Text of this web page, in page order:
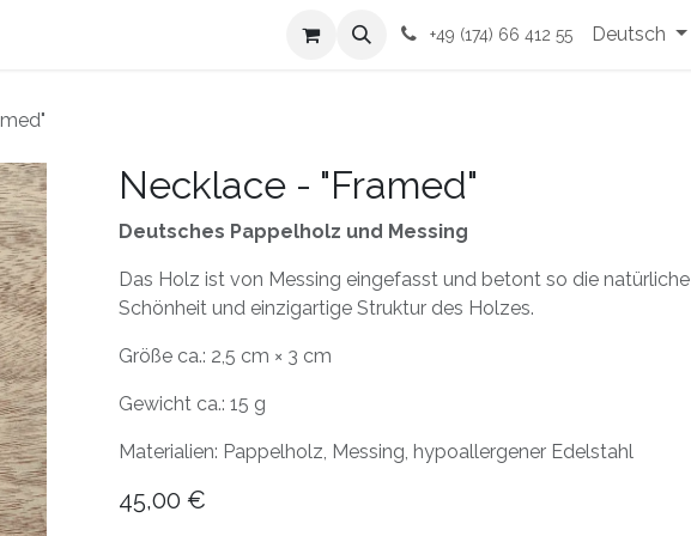
+49 (174) 66 412 55 Deutsch
Necklace - "Framed"
Deutsches Pappelholz und Messing
Das Holz ist von Messing eingefasst und betont so die natürliche
Schönheit und einzigartige Struktur des Holzes.
Größe ca.: 2,5 cm × 3 cm
Gewicht ca.: 15 g
Materialien: Pappelholz, Messing, hypoallergener Edelstahl
45,00 €